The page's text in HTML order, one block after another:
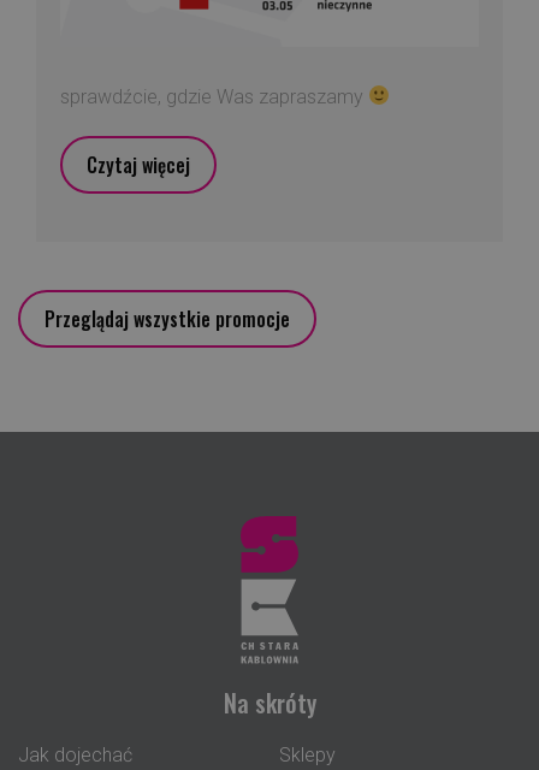
sprawdźcie, gdzie Was zapraszamy
Czytaj więcej
Przeglądaj wszystkie promocje
Na skróty
Jak dojechać
Sklepy